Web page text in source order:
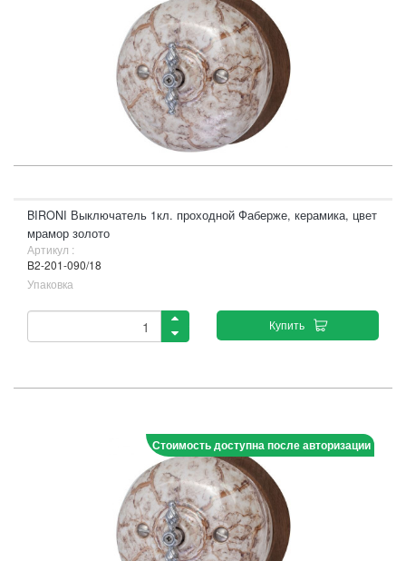
BIRONI Выключатель 1кл. проходной Фаберже, керамика, цвет
мрамор золото
Артикул :
B2-201-090/18
Упаковка
Купить
Стоимость доступна после авторизации